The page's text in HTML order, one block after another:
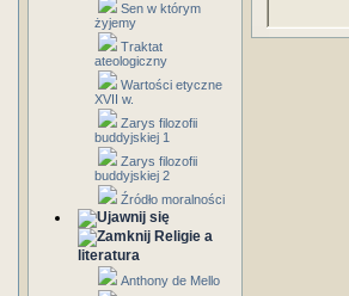
Sen w którym
żyjemy
Traktat
ateologiczny
Wartości etyczne
XVII w.
Zarys filozofii
buddyjskiej 1
Zarys filozofii
buddyjskiej 2
Źródło moralności
Religie a
literatura
Anthony de Mello